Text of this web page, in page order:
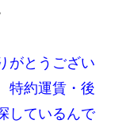
がとうござい
特約運賃・後
しているんで